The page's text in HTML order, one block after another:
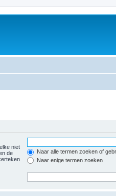
niet
de
Naar alle termen zoeken of
Naar enige termen zoeken